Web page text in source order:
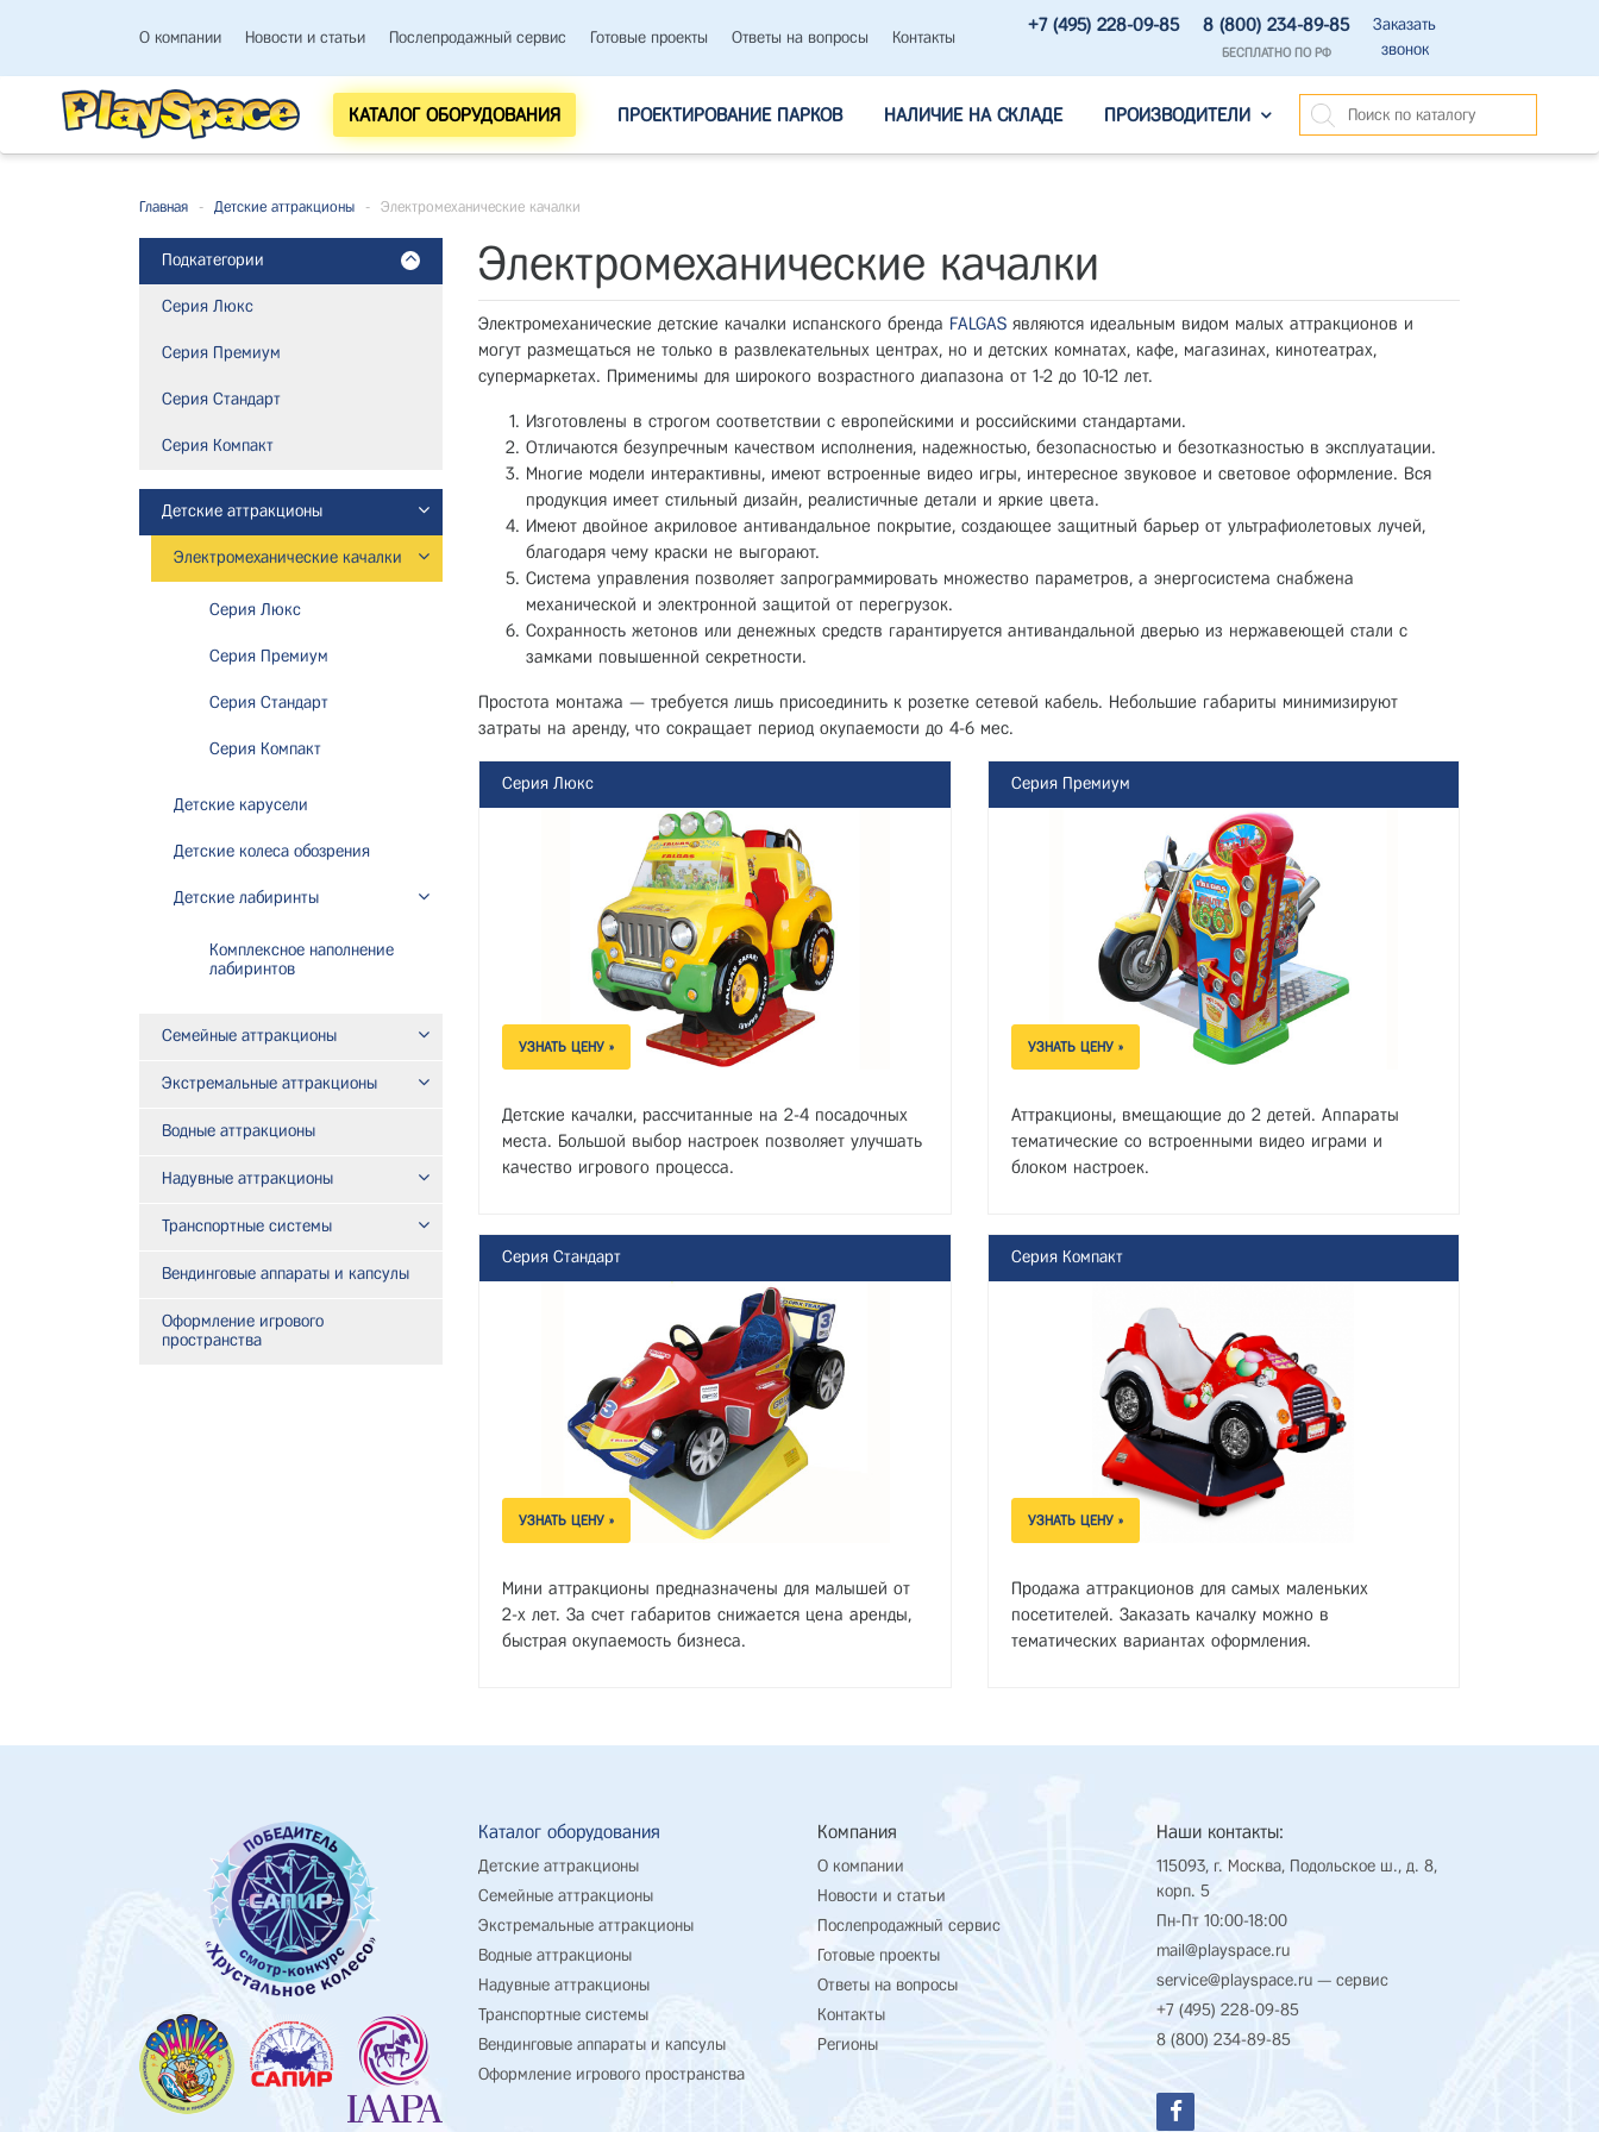
О компании Новости и статьи Послепродажный сервис Готовые проекты Ответы на вопросы Контакты
+7 (495) 228-09-85 8 (800) 234-89-85
БЕСПЛАТНО ПО РФ
Заказать
звонок
КАТАЛОГ ОБОРУДОВАНИЯ ПРОЕКТИРОВАНИЕ ПАРКОВ НАЛИЧИЕ НА СКЛАДЕ ПРОИЗВОДИТЕЛИ
Главная - Детские аттракционы - Электромеханические качалки
Подкатегории
Серия Люкс
Серия Премиум
Серия Стандарт
Серия Компакт
Детские аттракционы
Электромеханические качалки
Серия Люкс
Серия Премиум
Серия Стандарт
Серия Компакт
Детские карусели
Детские колеса обозрения
Детские лабиринты
Комплексное наполнение
лабиринтов
Семейные аттракционы
Экстремальные аттракционы
Водные аттракционы
Надувные аттракционы
Транспортные системы
Вендинговые аппараты и капсулы
Оформление игрового
пространства
Электромеханические качалки
Электромеханические детские качалки испанского бренда FALGAS являются идеальным видом малых аттракционов и
могут размещаться не только в развлекательных центрах, но и детских комнатах, кафе, магазинах, кинотеатрах,
супермаркетах. Применимы для широкого возрастного диапазона от 1-2 до 10-12 лет.
Изготовлены в строгом соответствии с европейскими и российскими стандартами.
Отличаются безупречным качеством исполнения, надежностью, безопасностью и безотказностью в эксплуатации.
Многие модели интерактивны, имеют встроенные видео игры, интересное звуковое и световое оформление. Вся
продукция имеет стильный дизайн, реалистичные детали и яркие цвета.
Имеют двойное акриловое антивандальное покрытие, создающее защитный барьер от ультрафиолетовых лучей,
благодаря чему краски не выгорают.
Система управления позволяет запрограммировать множество параметров, а энергосистема снабжена
механической и электронной защитой от перегрузок.
Сохранность жетонов или денежных средств гарантируется антивандальной дверью из нержавеющей стали с
замками повышенной секретности.
Простота монтажа — требуется лишь присоединить к розетке сетевой кабель. Небольшие габариты минимизируют
затраты на аренду, что сокращает период окупаемости до 4-6 мес.
Серия Люкс
УЗНАТЬ ЦЕНУ »
Детские качалки, рассчитанные на 2-4 посадочных
места. Большой выбор настроек позволяет улучшать
качество игрового процесса.
Серия Премиум
УЗНАТЬ ЦЕНУ »
Аттракционы, вмещающие до 2 детей. Аппараты
тематические со встроенными видео играми и
блоком настроек.
Серия Стандарт
УЗНАТЬ ЦЕНУ »
Мини аттракционы предназначены для малышей от
2-х лет. За счет габаритов снижается цена аренды,
быстрая окупаемость бизнеса.
Серия Компакт
УЗНАТЬ ЦЕНУ »
Продажа аттракционов для самых маленьких
посетителей. Заказать качалку можно в
тематических вариантах оформления.
Каталог оборудования
Детские аттракционы
Семейные аттракционы
Экстремальные аттракционы
Водные аттракционы
Надувные аттракционы
Транспортные системы
Вендинговые аппараты и капсулы
Оформление игрового пространства
Компания
О компании
Новости и статьи
Послепродажный сервис
Готовые проекты
Ответы на вопросы
Контакты
Регионы
Наши контакты:
115093, г. Москва, Подольское ш., д. 8,
корп. 5
Пн-Пт 10:00-18:00
mail@playspace.ru
service@playspace.ru — сервис
+7 (495) 228-09-85
8 (800) 234-89-85